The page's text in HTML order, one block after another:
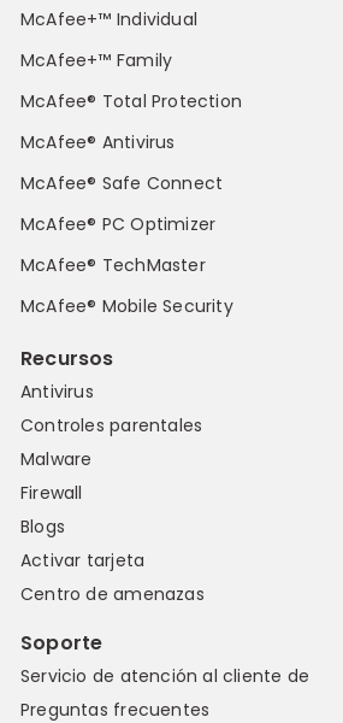
McAfee+™ Individual
McAfee+™ Family
McAfee® Total Protection
McAfee® Antivirus
McAfee® Safe Connect
McAfee® PC Optimizer
McAfee® TechMaster
McAfee® Mobile Security
Recursos
Antivirus
Controles parentales
Malware
Firewall
Blogs
Activar tarjeta
Centro de amenazas
Soporte
Servicio de atención al cliente de
Preguntas frecuentes